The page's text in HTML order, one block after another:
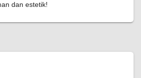
dan estetik!